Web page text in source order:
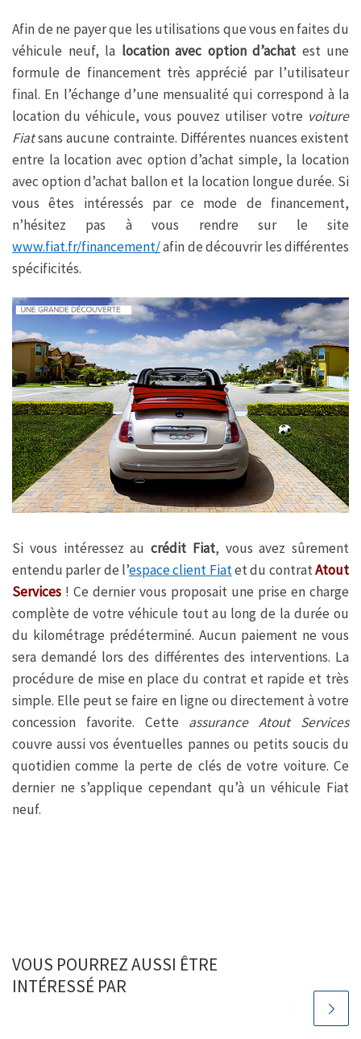
Afin de ne payer que les utilisations que vous en faites du
véhicule neuf, la location avec option d’achat est une
formule de financement très apprécié par l’utilisateur
final. En l’échange d’une mensualité qui correspond à la
location du véhicule, vous pouvez utiliser votre voiture
Fiatsans aucune contrainte. Différentes nuances existent
entre la location avec option d’achat simple, la location
avec option d’achat ballon et la location longue durée. Si
vous êtes intéressés par ce mode de financement,
n’hésitez pas à vous rendre sur le site
www.fiat.fr/financement/afin de découvrir les différentes
spécificités.
Si vous intéressez au crédit Fiat, vous avez sûrement
entendu parler de l’espace client Fiatet du contratAtout
Services ! Ce dernier vous proposait une prise en charge
complète de votre véhicule tout au long de la durée ou
du kilométrage prédéterminé. Aucun paiement ne vous
sera demandé lors des différentes des interventions. La
procédure de mise en place du contrat et rapide et très
simple. Elle peut se faire en ligne ou directement à votre
concession favorite. Cette assurance Atout Services
couvre aussi vos éventuelles pannes ou petits soucis du
quotidien comme la perte de clés de votre voiture. Ce
dernier ne s’applique cependant qu’à un véhicule Fiat
neuf.
VOUS POURREZ AUSSI ÊTRE
INTÉRESSÉ PAR